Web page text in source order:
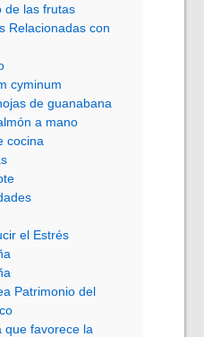
de las frutas
Relacionadas con
cyminum
de guanabana
a mano
cocina
el Estrés
Patrimonio del
que favorece la